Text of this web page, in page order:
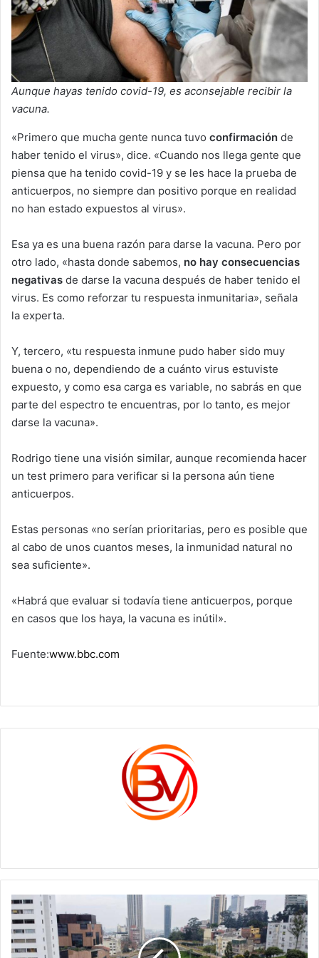
Aunque hayas tenido covid-19, es aconsejable recibir la
vacuna.
«Primero que mucha gente nunca tuvo confirmación de
haber tenido el virus», dice. «Cuando nos llega gente que
piensa que ha tenido covid-19 y se les hace la prueba de
anticuerpos, no siempre dan positivo porque en realidad
no han estado expuestos al virus».
Esa ya es una buena razón para darse la vacuna. Pero por
otro lado, «hasta donde sabemos, no hay consecuencias
negativas de darse la vacuna después de haber tenido el
virus. Es como reforzar tu respuesta inmunitaria», señala
la experta.
Y, tercero, «tu respuesta inmune pudo haber sido muy
buena o no, dependiendo de a cuánto virus estuviste
expuesto, y como esa carga es variable, no sabrás en que
parte del espectro te encuentras, por lo tanto, es mejor
darse la vacuna».
Rodrigo tiene una visión similar, aunque recomienda hacer
un test primero para verificar si la persona aún tiene
anticuerpos.
Estas personas «no serían prioritarias, pero es posible que
al cabo de unos cuantos meses, la inmunidad natural no
sea suficiente».
«Habrá que evaluar si todavía tiene anticuerpos, porque
en casos que los haya, la vacuna es inútil».
Fuente:www.bbc.com
Los
cambios
que
vienen